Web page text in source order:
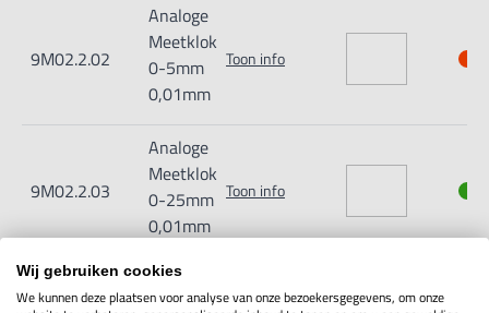
9M02.2.02
Analoge
Meetklok
0-5mm
0,01mm
Toon info
9M02.2.03
Analoge
Meetklok
0-25mm
0,01mm
Toon info
Analoge
meetklok
Wij gebruiken cookies
We kunnen deze plaatsen voor analyse van onze bezoekersgegevens, om onze